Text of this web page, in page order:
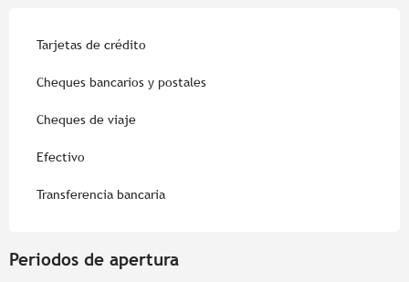
Tarjetas de crédito
Cheques bancarios y postales
Cheques de viaje
Efectivo
Transferencia bancaria
Periodos de apertura